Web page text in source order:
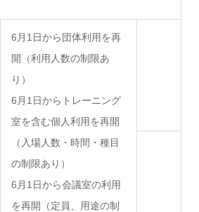
6月1日から団体利用を再
開（利用人数の制限あ
り）
6月1日からトレーニング
室を含む個人利用を再開
（入場人数・時間・種目
の制限あり）
6月1日から会議室の利用
を再開（定員、用途の制